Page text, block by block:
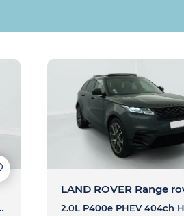
239 GT-LINE
LAND ROVER Range